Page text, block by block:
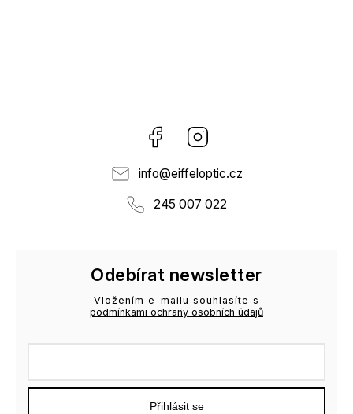
Facebook
info@eiffeloptic.cz
245 007 022
Odebírat newsletter
Vložením e-mailu souhlasíte s
podmínkami ochrany osobních údajů
Přihlásit se